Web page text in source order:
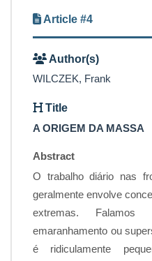
Article #4
Author(s)
WILCZEK, Frank
Title
A ORIGEM DA MASSA
Abstract
O trabalho diário nas
geralmente envolve
extremas. Falamos
emaranhamento ou
é ridiculamente